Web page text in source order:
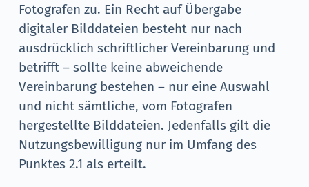
Fotografen zu. Ein Recht auf Übergabe
digitaler Bilddateien besteht nur nach
ausdrücklich schriftlicher Vereinbarung und
betrifft – sollte keine abweichende
Vereinbarung bestehen – nur eine Auswahl
und nicht sämtliche, vom Fotografen
hergestellte Bilddateien. Jedenfalls gilt die
Nutzungsbewilligung nur im Umfang des
Punktes 2.1 als erteilt.